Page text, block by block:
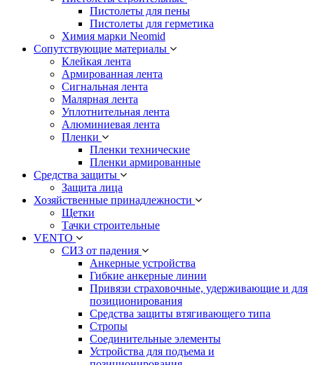
Пистолеты для пены
Пистолеты для герметика
Химия марки Neomid
Сопутствующие материалы
Клейкая лента
Армированная лента
Сигнальная лента
Малярная лента
Уплотнительная лента
Алюминиевая лента
Пленки
Пленки технические
Пленки армированные
Средства защиты
Защита лица
Хозяйственные принадлежности
Щетки
Тачки строительные
VENTO
СИЗ от падения
Анкерные устройства
Гибкие анкерные линии
Привязи страховочные, удерживающие и для
позиционирования
Средства защиты втягивающего типа
Стропы
Соединительные элементы
Устройства для подъема и